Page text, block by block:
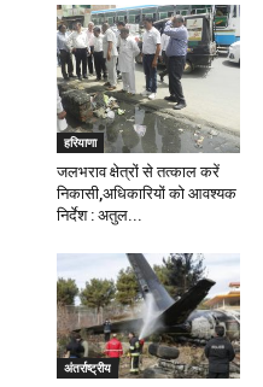
हरियाणा
जलभराव क्षेत्रों से तत्काल करें
निकासी,अधिकारियों को आवश्यक
निर्देश : अतुल...
अंतर्राष्ट्रीय